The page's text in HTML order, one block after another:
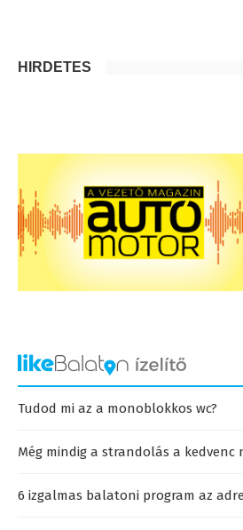
HIRDETÉS
Tudod mi az a monoblokkos wc?
Még mindig a strandolás a
6 izgalmas balatoni program az